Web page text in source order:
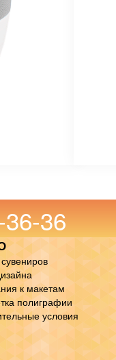
36
к макетам
полиграфии
условия